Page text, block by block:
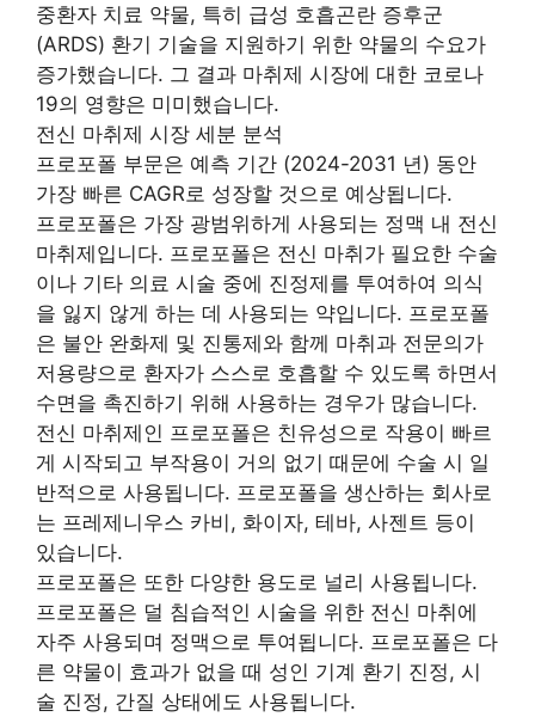
중환자 치료 약물, 특히 급성 호흡곤란 증후군
(ARDS) 환기 기술을 지원하기 위한 약물의 수요가
증가했습니다. 그 결과 마취제 시장에 대한 코로나
19의 영향은 미미했습니다.
전신 마취제 시장 세분 분석
프로포폴 부문은 예측 기간 (2024-2031 년) 동안
가장 빠른 CAGR로 성장할 것으로 예상됩니다.
프로포폴은 가장 광범위하게 사용되는 정맥 내 전신
마취제입니다. 프로포폴은 전신 마취가 필요한 수술
이나 기타 의료 시술 중에 진정제를 투여하여 의식
을 잃지 않게 하는 데 사용되는 약입니다. 프로포폴
은 불안 완화제 및 진통제와 함께 마취과 전문의가
저용량으로 환자가 스스로 호흡할 수 있도록 하면서
수면을 촉진하기 위해 사용하는 경우가 많습니다.
전신 마취제인 프로포폴은 친유성으로 작용이 빠르
게 시작되고 부작용이 거의 없기 때문에 수술 시 일
반적으로 사용됩니다. 프로포폴을 생산하는 회사로
는 프레제니우스 카비, 화이자, 테바, 사젠트 등이
있습니다.
프로포폴은 또한 다양한 용도로 널리 사용됩니다.
프로포폴은 덜 침습적인 시술을 위한 전신 마취에
자주 사용되며 정맥으로 투여됩니다. 프로포폴은 다
른 약물이 효과가 없을 때 성인 기계 환기 진정, 시
술 진정, 간질 상태에도 사용됩니다.